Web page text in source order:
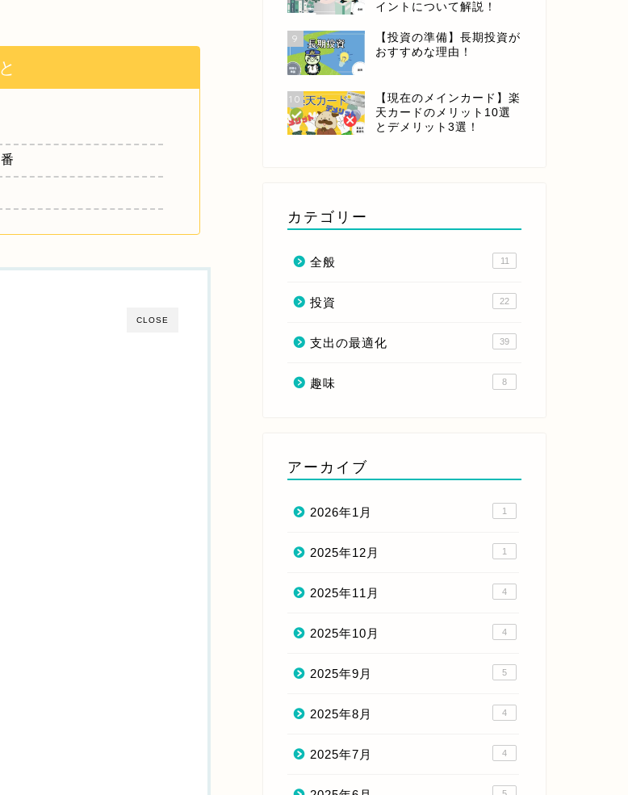
CLOSE
イントについて解説！
9
【投資の準備】長期投資が
おすすめな理由！
10
【現在のメインカード】楽
天カードのメリット10選
とデメリット3選！
カテゴリー
全般 11
投資 22
支出の最適化 39
趣味 8
アーカイブ
2026年1月 1
2025年12月 1
2025年11月 4
2025年10月 4
2025年9月 5
2025年8月 4
2025年7月 4